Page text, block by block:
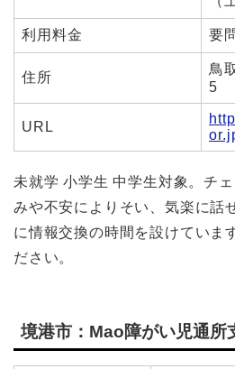
利用料金 要
住所
鳥
5
URL
未就学 小学生 中学生対象。チ
みや不安によりそい、気楽に話
に情報交換の時間を設けていま
ださい。
境港市：Mao障がい児通所